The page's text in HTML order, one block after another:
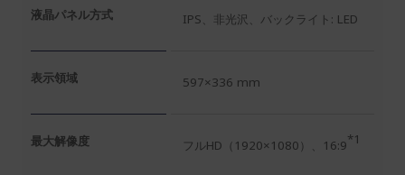
液晶パネル方式 IPS、非光沢、バックライト: LED
表示領域 597×336 mm
最大解像度 フルHD（1920×1080）、16:9*1